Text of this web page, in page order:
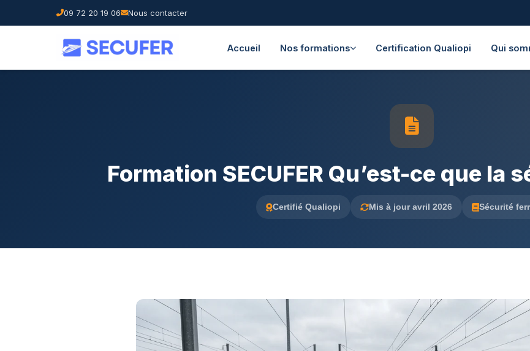
09 72 20 19 06 Nous contacter
Accueil Nos formations Certification Qualiopi Qui
Formation SECUFER Qu’est-ce que la
Certifié Qualiopi Mis à jour avril 2026 Sécurité